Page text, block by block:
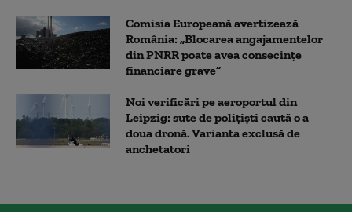
Comisia Europeană avertizează
România: „Blocarea angajamentelor
din PNRR poate avea consecințe
financiare grave”
Noi verificări pe aeroportul din
Leipzig: sute de polițiști caută o a
doua dronă. Varianta exclusă de
anchetatori